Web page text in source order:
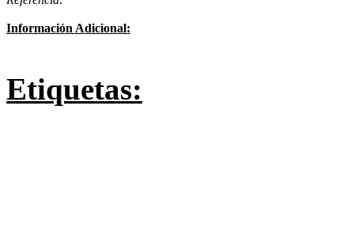
Información Adicional:
Etiquetas: